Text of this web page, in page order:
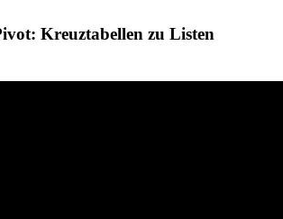
Kreuztabellen zu Listen